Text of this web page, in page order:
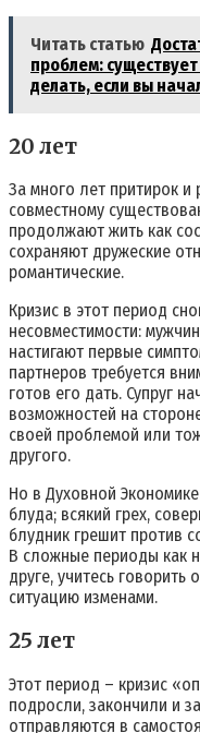
Читать статью
проблем:
делать, если вы
20 лет
За много лет притирок и
совместному
продолжают жить как
сохраняют дружеские
романтические.
Кризис в этот период
несовместимости:
настигают первые
партнеров требуется
готов его дать. Супруг
возможностей на
своей проблемой или
другого.
Но в Духовной
блуда; всякий грех,
блудник грешит против
В сложные периоды как
друге, учитесь говорить
ситуацию изменами.
25 лет
Этот период – кризис
подросли, закончили и
отправляются в